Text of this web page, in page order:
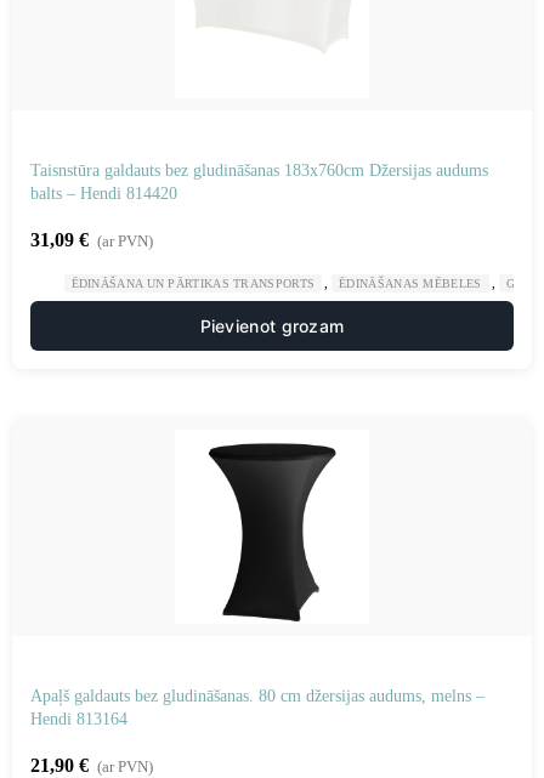
Taisnstūra galdauts bez gludināšanas 183x760cm Džersijas audums
balts – Hendi 814420
31,09 € (ar PVN)
ĒDINĀŠANA UN PĀRTIKAS TRANSPORTS ĒDINĀŠANAS MĒBELES
Pievienot grozam
Apaļš galdauts bez gludināšanas. 80 cm džersijas audums, melns –
Hendi 813164
21,90 € (ar PVN)